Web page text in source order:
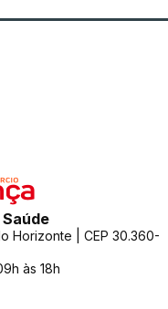
Horizonte | CEP 30.360-
às 18h